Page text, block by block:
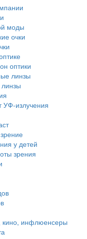
моды
очки
оптики
линзы
УФ-излучения
у детей
зрения
кино, инфлюенсеры